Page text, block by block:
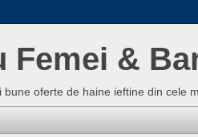
Femei &
oferte de haine ieftine din cele